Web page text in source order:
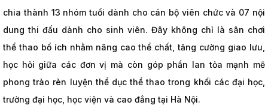
chia thành 13 nhóm tuổi dành cho cán bộ viên chức và 07 nội
dung thi đấu dành cho sinh viên. Đây không chỉ là sân chơi
thể thao bổ ích nhằm nâng cao thể chất, tăng cường giao lưu,
học hỏi giữa các đơn vị mà còn góp phần lan tỏa mạnh mẽ
phong trào rèn luyện thể dục thể thao trong khối các đại học,
trường đại học, học viện và cao đẳng tại Hà Nội.